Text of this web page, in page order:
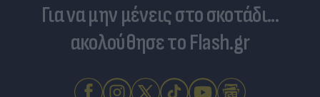
Για να μην μένεις στο σκοτάδι...
ακολούθησε το Flash.gr